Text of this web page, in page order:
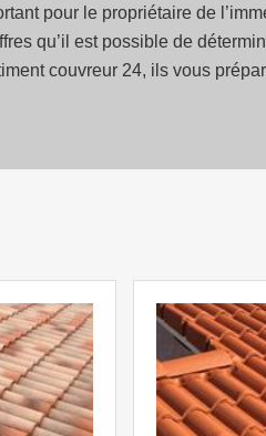
pour le propriétaire de
qu’il est possible de
couvreur 24, ils vous